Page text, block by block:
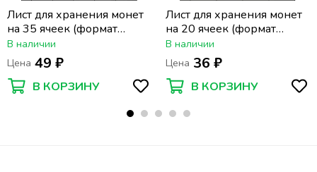
Лист для хранения монет
на 35 ячеек (формат
Optima) (200х250 мм)
В наличии
Цена 49 ₽
В КОРЗИНУ
Лист для хранения монет
на 20 ячеек (формат
Optima) (200х250 мм)
В наличии
Цена 36 ₽
В КОРЗИНУ